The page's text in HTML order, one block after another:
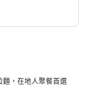
，在地人聚餐首選